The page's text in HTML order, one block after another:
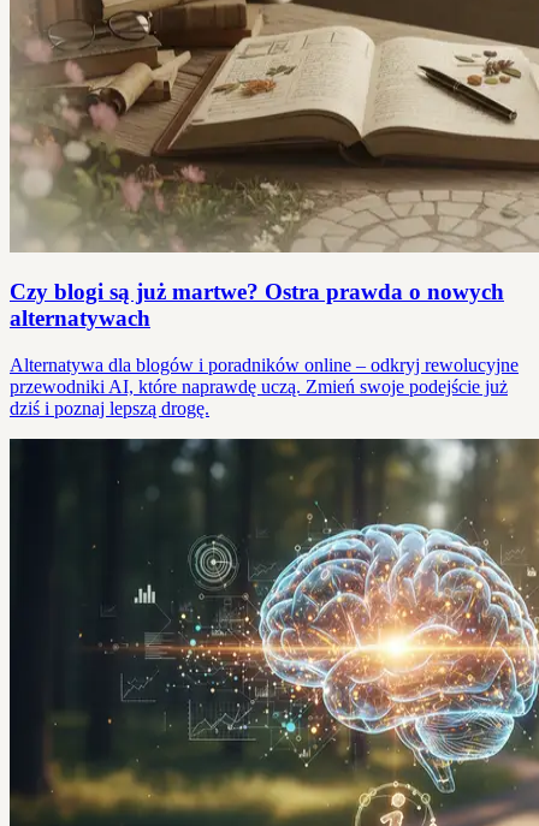
Czy blogi są już martwe? Ostra prawda o nowych
alternatywach
Alternatywa dla blogów i poradników online – odkryj rewolucyjne
przewodniki AI, które naprawdę uczą. Zmień swoje podejście już
dziś i poznaj lepszą drogę.